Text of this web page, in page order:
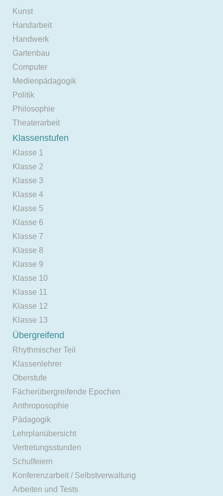
Kunst
Handarbeit
Handwerk
Gartenbau
Computer
Medienpädagogik
Politik
Philosophie
Theaterarbeit
Klassenstufen
Klasse 1
Klasse 2
Klasse 3
Klasse 4
Klasse 5
Klasse 6
Klasse 7
Klasse 8
Klasse 9
Klasse 10
Klasse 11
Klasse 12
Klasse 13
Übergreifend
Rhythmischer Teil
Klassenlehrer
Oberstufe
Fächerübergreifende Epochen
Anthroposophie
Pädagogik
Lehrplanübersicht
Vertretungsstunden
Schulfeiern
Konferenzarbeit / Selbstverwaltung
Arbeiten und Tests